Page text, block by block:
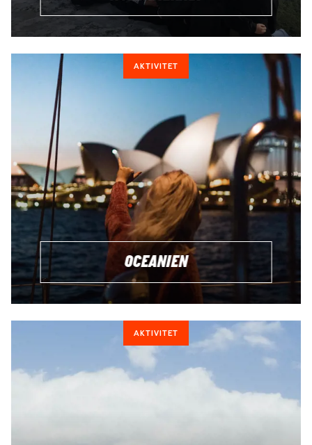
AKTIVITET
OCEANIEN
AKTIVITET